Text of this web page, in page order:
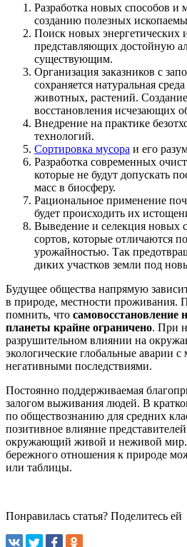
Разработка новых способов и
созданию полезных
Поиск новых энергетических
представляющих достойную
существующим.
Организация заказников с
сохраняется натуральная
животных, растений.
восстановления исчезающих
Внедрение на практике
технологий.
Сортировка мусора и его
Разработка современных
которые не будут допускать
масс в биосферу.
Рациональное применение
будет происходить их
Выведение и селекция новых
сортов, которые отличаются
урожайностью. Так
диких участков земли под
Будущее общества напрямую
в природе, местности проживания.
помнить, что самовосстановление
планеты крайне ограничено. При
разрушительном влиянии на
экологические глобальные аварии
негативными последствиями.
Постоянно поддерживаемая
залогом выживания людей. В
по обществознанию для средних
позитивное влияние
окружающий живой и неживой мир.
бережного отношения к природе
или таблицы.
Понравилась статья? Поделитесь ей